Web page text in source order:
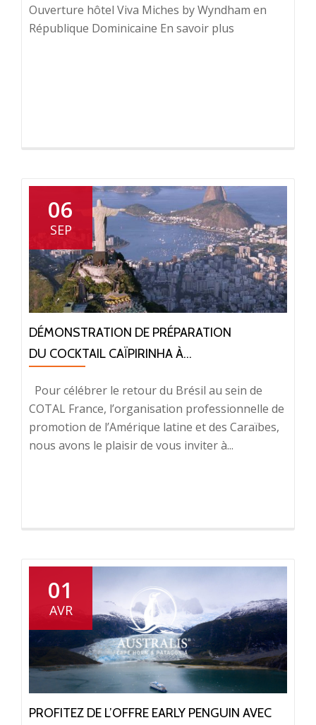
Ouverture hôtel Viva Miches by Wyndham en
République Dominicaine En savoir plus
06
SEP
DÉMONSTRATION DE PRÉPARATION
DU COCKTAIL CAÏPIRINHA À...
Pour célébrer le retour du Brésil au sein de
COTAL France, l’organisation professionnelle de
promotion de l’Amérique latine et des Caraïbes,
nous avons le plaisir de vous inviter à...
01
AVR
PROFITEZ DE L’OFFRE EARLY PENGUIN AVEC